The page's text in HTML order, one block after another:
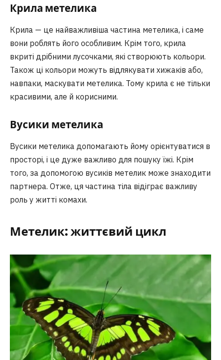
Крила метелика
Крила — це найважливіша частина метелика, і саме
вони роблять його особливим. Крім того, крила
вкриті дрібними лусочками, які створюють кольори.
Також ці кольори можуть відлякувати хижаків або,
навпаки, маскувати метелика. Тому крила є не тільки
красивими, але й корисними.
Вусики метелика
Вусики метелика допомагають йому орієнтуватися в
просторі, і це дуже важливо для пошуку їжі. Крім
того, за допомогою вусиків метелик може знаходити
партнера. Отже, ця частина тіла відіграє важливу
роль у житті комахи.
Метелик: життєвий цикл